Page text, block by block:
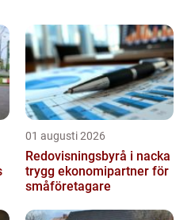
01 augusti 2026
Redovisningsbyrå i nacka
trygg ekonomipartner för
småföretagare